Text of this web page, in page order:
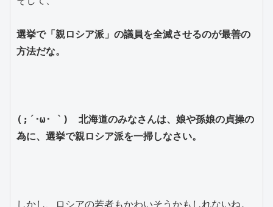
選挙で「親ロシア派」の議員を全滅させるのが最善の
方法だな。
(;´･ω･ `)　北海道のみなさんは、娘や孫娘の貞操の
為に、選挙で親ロシア派を一掃しなさい。
しかし、ロシアの若者もかわいそうかもしれないね。